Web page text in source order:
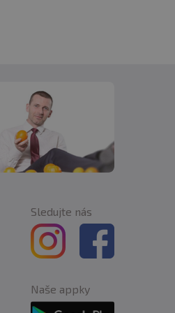
hmoty a nepřímo
a kojícím
Sledujte nás
Naše appky